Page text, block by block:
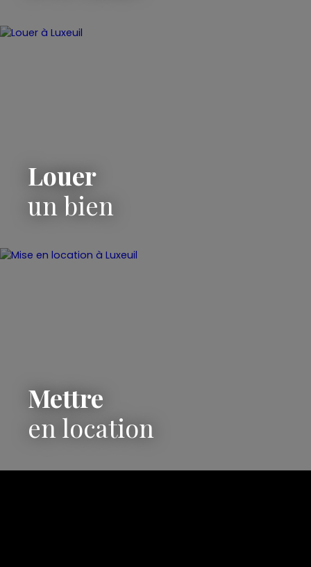
Louer
un bien
Mettre
en location